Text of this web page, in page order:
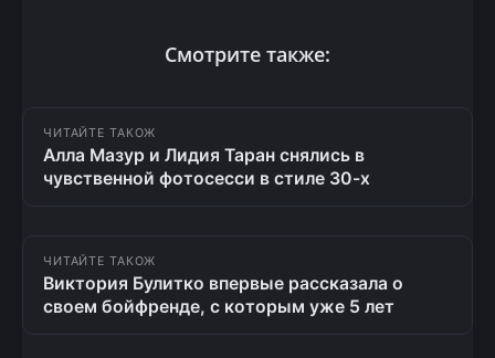
Смотрите также:
ЧИТАЙТЕ ТАКОЖ
Алла Мазур и Лидия Таран снялись в
чувственной фотосесси в стиле 30-х
ЧИТАЙТЕ ТАКОЖ
Виктория Булитко впервые рассказала о
своем бойфренде, с которым уже 5 лет